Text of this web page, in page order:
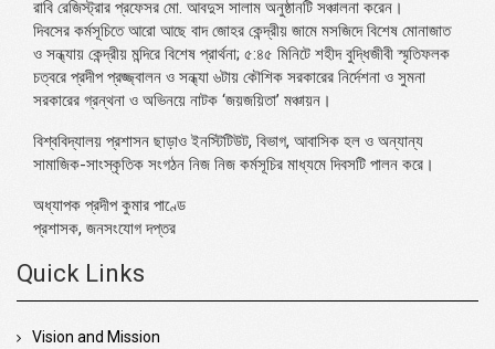
রাবি রেজিস্ট্রার প্রফেসর মো. আবদুস সালাম অনুষ্ঠানটি সঞ্চালনা করেন।
দিবসের কর্মসূচিতে আরো আছে বাদ জোহর কেন্দ্রীয় জামে মসজিদে বিশেষ মোনাজাত
ও সন্ধ্যায় কেন্দ্রীয় মন্দিরে বিশেষ প্রার্থনা; ৫:৪৫ মিনিটে শহীদ বুদ্ধিজীবী স্মৃতিফলক
চত্বরে প্রদীপ প্রজ্জ্বালন ও সন্ধ্যা ৬টায় কৌশিক সরকারের নির্দেশনা ও সুমনা
সরকারের গ্রন্থনা ও অভিনয়ে নাটক ‘জয়জয়িতা’ মঞ্চায়ন।
বিশ্ববিদ্যালয় প্রশাসন ছাড়াও ইনস্টিটিউট, বিভাগ, আবাসিক হল ও অন্যান্য
সামাজিক-সাংস্কৃতিক সংগঠন নিজ নিজ কর্মসূচির মাধ্যমে দিবসটি পালন করে।
অধ্যাপক প্রদীপ কুমার পাণ্ডে
প্রশাসক, জনসংযোগ দপ্তর
Quick Links
Vision and Mission